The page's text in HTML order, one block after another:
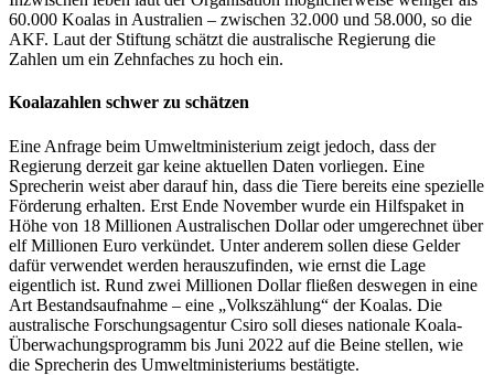
60.000 Koalas in Australien – zwischen 32.000 und 58.000, so die
AKF. Laut der Stiftung schätzt die australische Regierung die
Zahlen um ein Zehnfaches zu hoch ein.
Koalazahlen schwer zu schätzen
Eine Anfrage beim Umweltministerium zeigt jedoch, dass der
Regierung derzeit gar keine aktuellen Daten vorliegen. Eine
Sprecherin weist aber darauf hin, dass die Tiere bereits eine spezielle
Förderung erhalten. Erst Ende November wurde ein Hilfspaket in
Höhe von 18 Millionen Australischen Dollar oder umgerechnet über
elf Millionen Euro verkündet. Unter anderem sollen diese Gelder
dafür verwendet werden herauszufinden, wie ernst die Lage
eigentlich ist. Rund zwei Millionen Dollar fließen deswegen in eine
Art Bestandsaufnahme – eine „Volkszählung“ der Koalas. Die
australische Forschungsagentur Csiro soll dieses nationale Koala-
Überwachungsprogramm bis Juni 2022 auf die Beine stellen, wie
die Sprecherin des Umweltministeriums bestätigte.